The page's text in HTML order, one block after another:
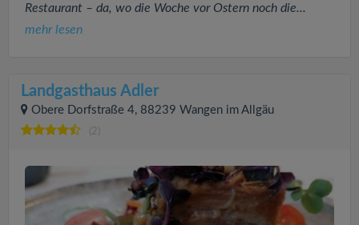
Restaurant – da, wo die Woche vor Ostern noch die...
mehr lesen
Landgasthaus Adler
Obere Dorfstraße 4, 88239 Wangen im Allgäu
(2)